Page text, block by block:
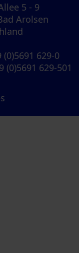
5 - 9
Arolsen
(0)5691 629-0
(0)5691 629-501